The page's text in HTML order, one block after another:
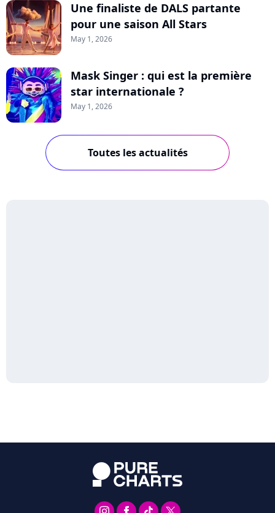
Une finaliste de DALS partante
pour une saison All Stars
May 1, 2026
Mask Singer : qui est la première
star internationale ?
May 1, 2026
Toutes les actualités